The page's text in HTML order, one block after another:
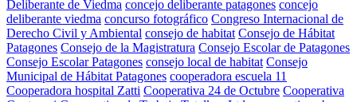
Deliberante de Viedma concejo deliberante patagones concejo
deliberante viedma concurso fotográfico Congreso Internacional de
Derecho Civil y Ambiental consejo de habitat Consejo de Hábitat
Patagones Consejo de la Magistratura Consejo Escolar de Patagones
Consejo Escolar Patagones consejo local de habitat Consejo
Municipal de Hábitat Patagones cooperadora escuela 11
Cooperadora hospital Zatti Cooperativa 24 de Octubre Cooperativa